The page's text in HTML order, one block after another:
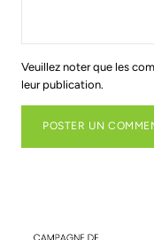
Veuillez noter que les
leur publication.
POSTER UN